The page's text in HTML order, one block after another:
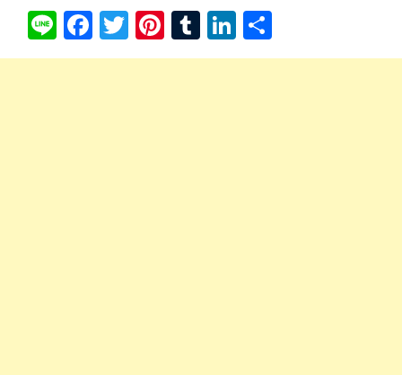
Li
ne
Fa
ce
T
wi
Pi
nt
T
u
Li
nk 有